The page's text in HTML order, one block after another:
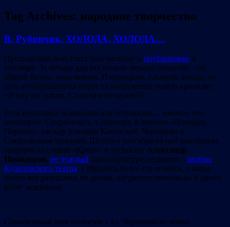
Tag Archives: народное творчество
В. Рубинчик. ХОЛОДА, ХОЛОДА…
Предыдущий мой текст был написан и опубликован 4
сентября. За четыре дня поступило немало новостей – их
общий баланс пока неясен. Похолодало, хлынули дожди, но
зато антилукашисты взяли на вооружение новую кричалку:
«Я иду по лужам, Саша мне не нужен!»
Есть некоторые основания для оптимизма… именно что
некоторые. Сохранилась, к примеру, в Минске «Площадь
Перемен» (между улицами Каховской, Червякова и
Сморговским трактом). Шестого сентября на ней выступали
танцоры из студии «Кредо» и музыкант Александр
Помидоров, не чуждый идиш-культуре, седьмого – актёры
Купаловского театра. Собралось более ста человек, а когда
почти все разошлись по домам, нагрянули омоновцы и двоих
ребят задержали.
Самодельный знак на въезде с ул. Червякова не помог